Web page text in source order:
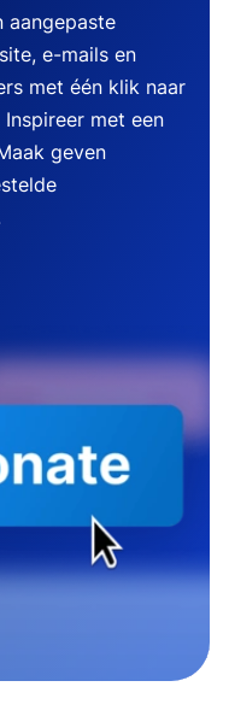
aangepaste
e-mails en
met één klik naar
met een
geven